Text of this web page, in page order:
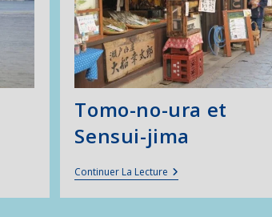
Tomo-no-ura et
Sensui-jima
Continuer La Lecture Tomo-
No-
Ura